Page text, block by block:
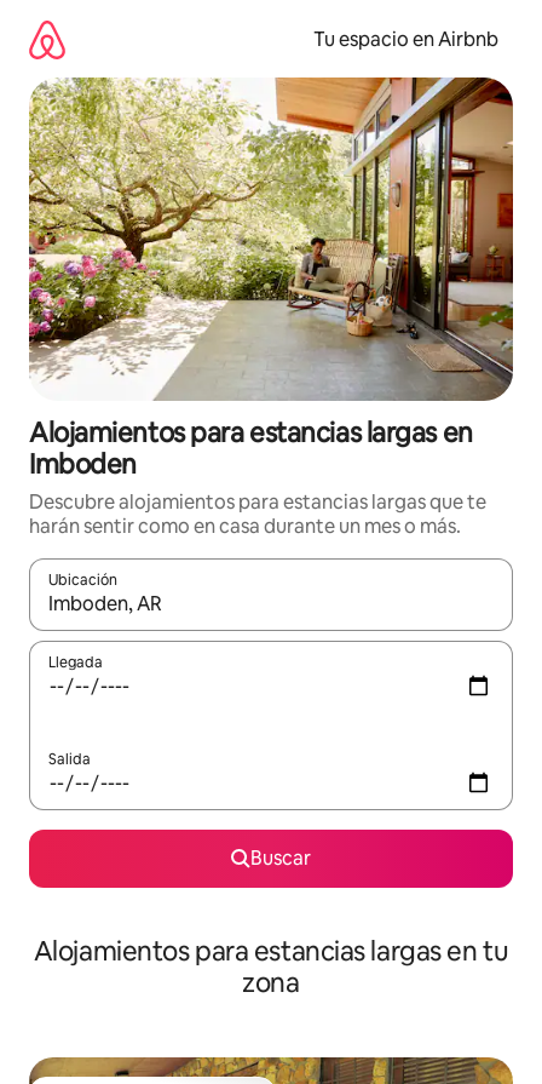
contenido
Tu espacio en Airbnb
Alojamientos para estancias largas en
Imboden
Descubre alojamientos para estancias largas que te
harán sentir como en casa durante un mes o más.
Ubicación
Cuando los resultados estén disponibles, podrás navegar
Llegada
Salida
Buscar
Alojamientos para estancias largas en tu
zona